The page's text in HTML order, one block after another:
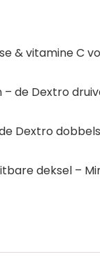
& vitamine C
de Dextro
Dextro
deksel –